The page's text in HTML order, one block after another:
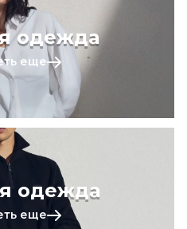
одежда
еще
одежда
еще